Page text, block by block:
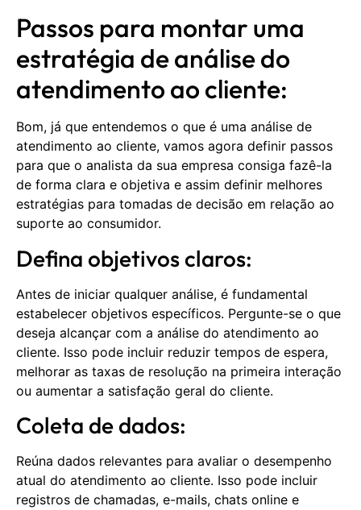
Passos para montar uma
estratégia de análise do
atendimento ao cliente:
Bom, já que entendemos o que é uma análise de
atendimento ao cliente, vamos agora definir passos
para que o analista da sua empresa consiga fazê-la
de forma clara e objetiva e assim definir melhores
estratégias para tomadas de decisão em relação ao
suporte ao consumidor.
Defina objetivos claros:
Antes de iniciar qualquer análise, é fundamental
estabelecer objetivos específicos. Pergunte-se o que
deseja alcançar com a análise do atendimento ao
cliente. Isso pode incluir reduzir tempos de espera,
melhorar as taxas de resolução na primeira interação
ou aumentar a satisfação geral do cliente.
Coleta de dados:
Reúna dados relevantes para avaliar o desempenho
atual do atendimento ao cliente. Isso pode incluir
registros de chamadas, e-mails, chats online e